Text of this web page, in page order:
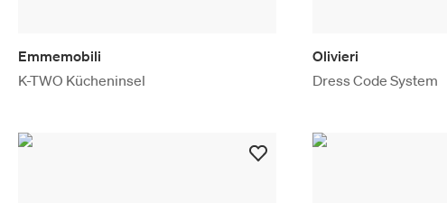
Emmemobili
K-TWO Kücheninsel
Olivieri
Dress Code System